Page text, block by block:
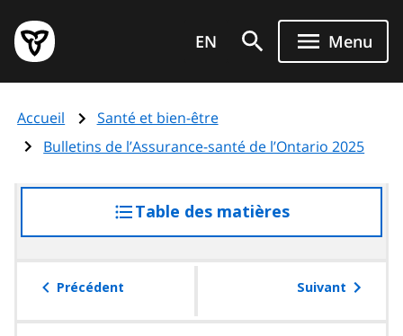
au
contenu
principal
Page
d'accueil
de
l'Ontario
EN Menu
Accueil
Santé et bien-être
Bulletins de l’Assurance-santé de l’Ontario 2025
Table des matières
à
table
Précédent Suivant